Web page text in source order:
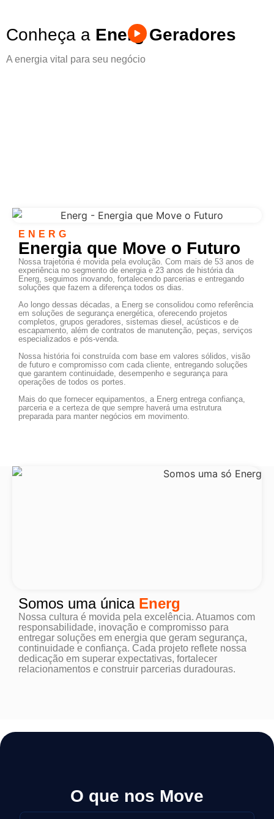
Conheça a Energ Geradores
A energia vital para seu negócio
ENERG
Energia que Move o Futuro
Nossa trajetória é movida pela evolução. Com mais de 53 anos de
experiência no segmento de energia e 23 anos de história da
Energ, seguimos inovando, fortalecendo parcerias e entregando
soluções que fazem a diferença todos os dias.
Ao longo dessas décadas, a Energ se consolidou como referência
em soluções de segurança energética, oferecendo projetos
completos, grupos geradores, sistemas diesel, acústicos e de
escapamento, além de contratos de manutenção, peças, serviços
especializados e pós-venda.
Nossa história foi construída com base em valores sólidos, visão
de futuro e compromisso com cada cliente, entregando soluções
que garantem continuidade, desempenho e segurança para
operações de todos os portes.
Mais do que fornecer equipamentos, a Energ entrega confiança,
parceria e a certeza de que sempre haverá uma estrutura
preparada para manter negócios em movimento.
Somos uma única Energ
Nossa cultura é movida pela excelência. Atuamos com
responsabilidade, inovação e compromisso para
entregar soluções em energia que geram segurança,
continuidade e confiança. Cada projeto reflete nossa
dedicação em superar expectativas, fortalecer
relacionamentos e construir parcerias duradouras.
O que nos Move